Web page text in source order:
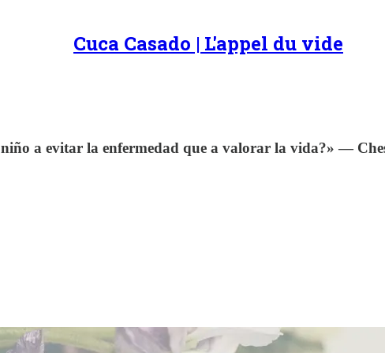
Cuca Casado | L'appel du vide
a evitar la enfermedad que a valorar la vida?» —